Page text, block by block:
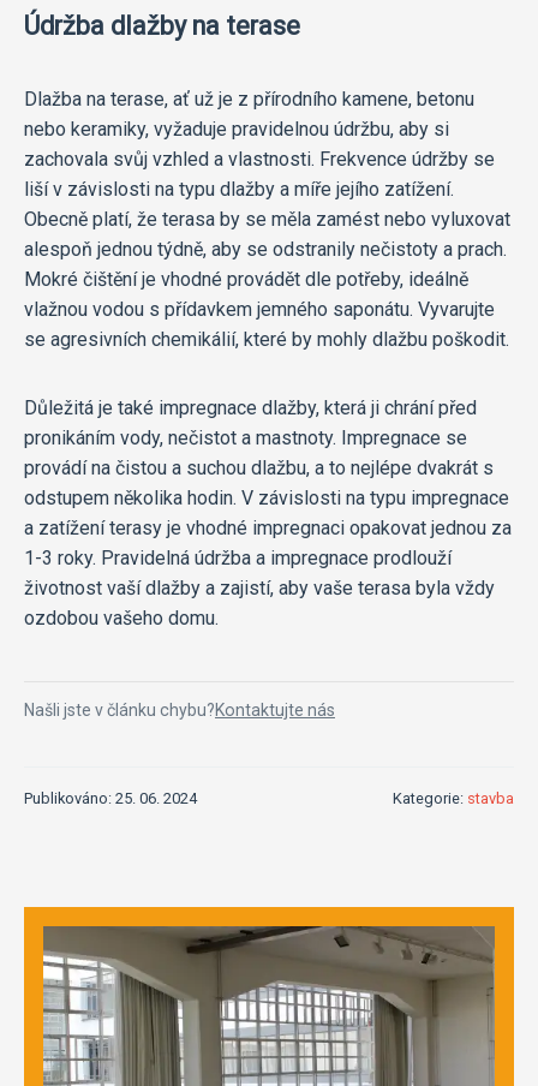
Údržba dlažby na terase
Dlažba na terase, ať už je z přírodního kamene, betonu
nebo keramiky, vyžaduje pravidelnou údržbu, aby si
zachovala svůj vzhled a vlastnosti. Frekvence údržby se
liší v závislosti na typu dlažby a míře jejího zatížení.
Obecně platí, že terasa by se měla zamést nebo vyluxovat
alespoň jednou týdně, aby se odstranily nečistoty a prach.
Mokré čištění je vhodné provádět dle potřeby, ideálně
vlažnou vodou s přídavkem jemného saponátu. Vyvarujte
se agresivních chemikálií, které by mohly dlažbu poškodit.
Důležitá je také impregnace dlažby, která ji chrání před
pronikáním vody, nečistot a mastnoty. Impregnace se
provádí na čistou a suchou dlažbu, a to nejlépe dvakrát s
odstupem několika hodin. V závislosti na typu impregnace
a zatížení terasy je vhodné impregnaci opakovat jednou za
1-3 roky. Pravidelná údržba a impregnace prodlouží
životnost vaší dlažby a zajistí, aby vaše terasa byla vždy
ozdobou vašeho domu.
Našli jste v článku chybu?Kontaktujte nás
Publikováno: 25. 06. 2024 Kategorie: stavba